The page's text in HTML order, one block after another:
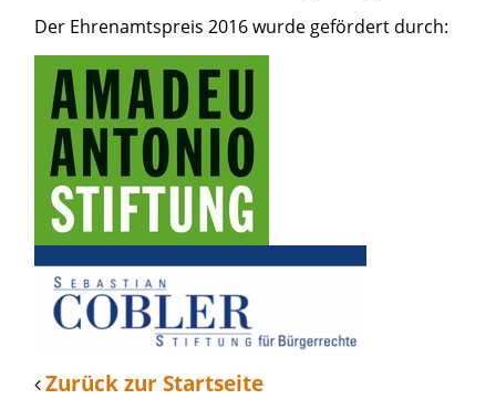
Der Ehrenamtspreis 2016 wurde gefördert durch:
Zurück zur Startseite